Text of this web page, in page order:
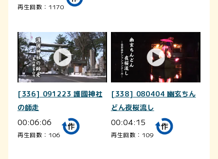
再生回数：1170
[336] 091223 護國神社
の師走
00:06:06
再生回数：106
[338] 080404 幽玄ちん
どん夜桜流し
00:04:15
再生回数：109